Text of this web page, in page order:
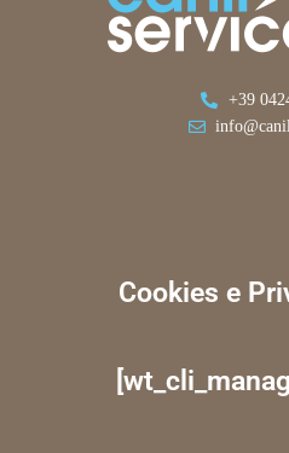
+39
Cookies e